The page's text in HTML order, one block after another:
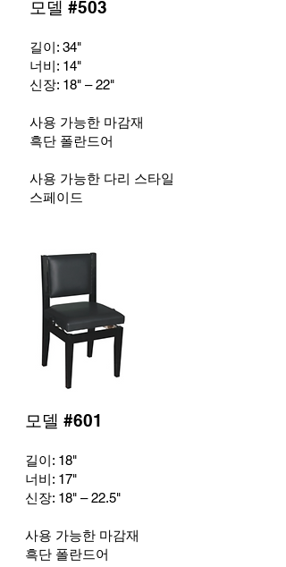
모델 #503
길이: 34"
너비: 14"
신장: 18" – 22"
사용 가능한 마감재
흑단 폴란드어
사용 가능한 다리 스타일
스페이드
모델 #601
길이: 18"
너비: 17"
신장: 18" – 22.5"
사용 가능한 마감재
흑단 폴란드어